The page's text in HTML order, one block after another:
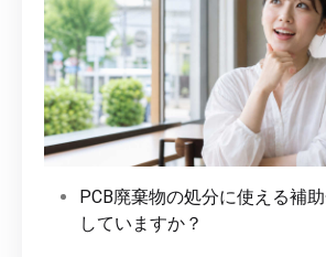
PCB廃棄物の処分に使える補
していますか？